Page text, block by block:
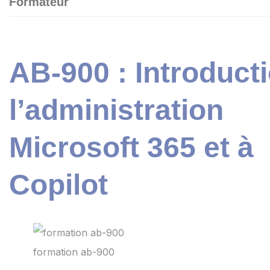
AB-900 :
l’administration
Microsoft 365 et à
Copilot
formation ab-900